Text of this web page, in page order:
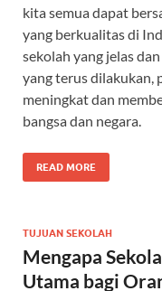
kita semua dapat
yang berkualitas di
sekolah yang jelas
yang terus dilakukan,
meningkat dan
bangsa dan negara.
READ MORE
TUJUAN SEKOLAH
Mengapa
Utama bagi